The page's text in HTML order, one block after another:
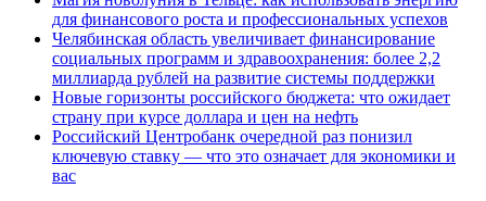
для финансового роста и профессиональных успехов
Челябинская область увеличивает финансирование
социальных программ и здравоохранения: более 2,2
миллиарда рублей на развитие системы поддержки
Новые горизонты российского бюджета: что ожидает
страну при курсе доллара и цен на нефть
Российский Центробанк очередной раз понизил
ключевую ставку — что это означает для экономики и
вас